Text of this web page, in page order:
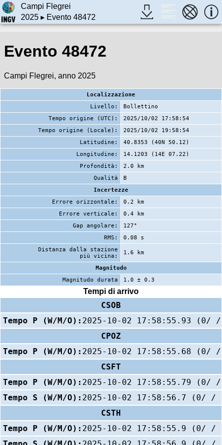
Campi Flegrei
2025▸ Evento 48472
Evento 48472
Campi Flegrei, anno 2025
Localizzazione
Livello:
Bollettino
Tempo origine (UTC):
2025/10/02 17:58:54
Tempo origine (Locale):
2025/10/02 19:58:54
Latitudine:
40.8353 (40N 50.12)
Longitudine:
14.1203 (14E 07.22)
Profondità:
2.0 km
Qualità
B
Incertezze
Errore orizzontale:
0.2 km
Errore verticale:
0.4 km
Gap angolare:
127°
RMS:
0.08 s
Distanza dalla stazione
più vicina:
1.6 km
Magnitudo
Magnitudo durata
1.0 ± 0.3
Tempi di arrivo
CSOB
Tempo P (W/M/O): 2025-10-02 17:58:55.93 (0/
CPOZ
Tempo P (W/M/O): 2025-10-02 17:58:55.68 (0/
CSFT
Tempo P (W/M/O): 2025-10-02 17:58:55.79 (0/
Tempo S (W/M/O): 2025-10-02 17:58:56.7 (0/ /
CSTH
Tempo P (W/M/O): 2025-10-02 17:58:55.9 (0/ /